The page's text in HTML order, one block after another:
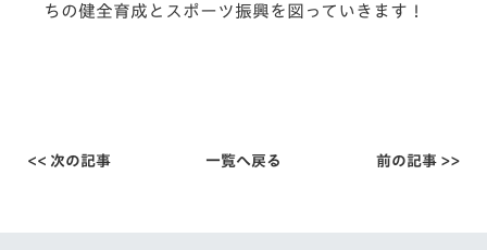
ちの健全育成とスポーツ振興を図っていきます！
<< 次の記事 一覧へ戻る 前の記事 >>